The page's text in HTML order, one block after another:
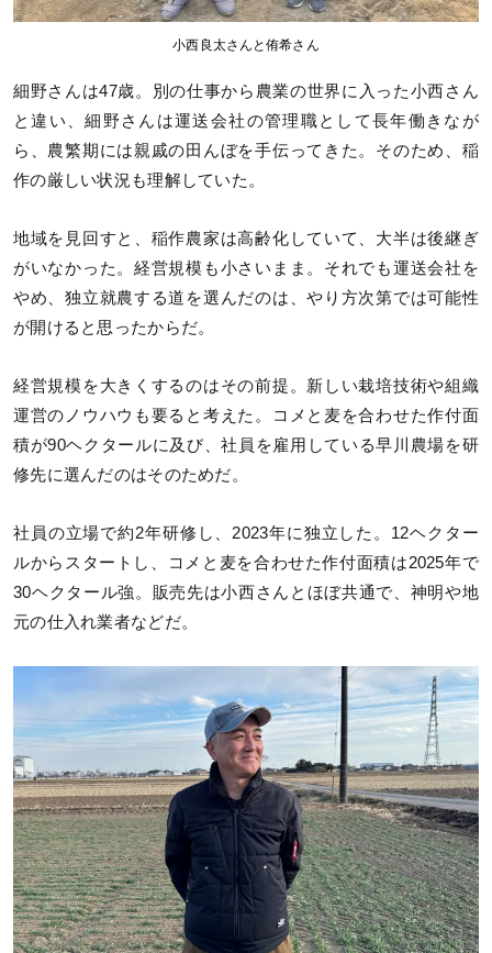
小西良太さんと侑希さん
細野さんは47歳。別の仕事から農業の世界に入った小西さん
と違い、細野さんは運送会社の管理職として長年働きなが
ら、農繁期には親戚の田んぼを手伝ってきた。そのため、稲
作の厳しい状況も理解していた。
地域を見回すと、稲作農家は高齢化していて、大半は後継ぎ
がいなかった。経営規模も小さいまま。それでも運送会社を
やめ、独立就農する道を選んだのは、やり方次第では可能性
が開けると思ったからだ。
経営規模を大きくするのはその前提。新しい栽培技術や組織
運営のノウハウも要ると考えた。コメと麦を合わせた作付面
積が90ヘクタールに及び、社員を雇用している早川農場を研
修先に選んだのはそのためだ。
社員の立場で約2年研修し、2023年に独立した。12ヘクター
ルからスタートし、コメと麦を合わせた作付面積は2025年で
30ヘクタール強。販売先は小西さんとほぼ共通で、神明や地
元の仕入れ業者などだ。